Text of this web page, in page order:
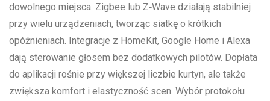
dowolnego miejsca. Zigbee lub Z‑Wave działają stabilniej
przy wielu urządzeniach, tworząc siatkę o krótkich
opóźnieniach. Integracje z HomeKit, Google Home i Alexa
dają sterowanie głosem bez dodatkowych pilotów. Dopłata
do aplikacji rośnie przy większej liczbie kurtyn, ale także
zwiększa komfort i elastyczność scen. Wybór protokołu